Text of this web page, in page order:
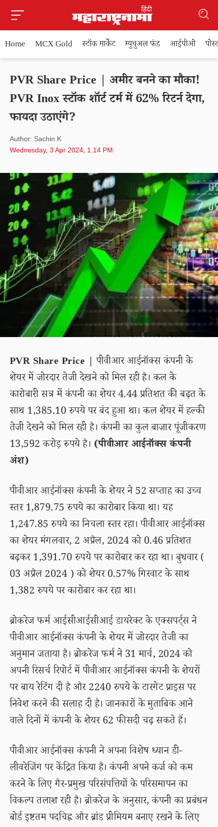
Home MCX Gold स्टॉक मार्केट म्युचुअल फंड आईपीओ
PVR Share Price | अमीर बनने का मौका!
PVR Inox स्टॉक शॉर्ट टर्म में 62% रिटर्न देगा,
फायदा उठाएंगे?
Author: Sachin K
Wednesday, 3 Apr 2024, 1.14 PM
PVR Share Price | पीवीआर आईनॉक्स कंपनी के
शेयर में जोरदार तेजी देखने को मिल रही है। कल के
कारोबारी सत्र में कंपनी का शेयर 4.44 प्रतिशत की बढ़त के
साथ 1,385.10 रुपये पर बंद हुआ था। कल शेयर में हल्की
तेजी देखने को मिल रही है। कंपनी का कुल बाजार पूंजीकरण
13,592 करोड़ रुपये है। (पीवीआर आईनॉक्स कंपनी
अंश)
पीवीआर आईनॉक्स कंपनी के शेयर ने 52 सप्ताह का उच्च
स्तर 1,879.75 रुपये का कारोबार किया था। यह
1,247.85 रुपये का निचला स्तर रहा। पीवीआर आईनॉक्स
का शेयर मंगलवार, 2 अप्रैल, 2024 को 0.46 प्रतिशत
बढ़कर 1,391.70 रुपये पर कारोबार कर रहा था। बुधवार (
03 अप्रैल 2024 ) को शेयर 0.57% गिरवाट के साथ
1,382 रुपये पर कारोबार कर रहा था।
ब्रोकरेज फर्म आईसीआईसीआई डायरेक्ट के एक्सपर्ट्स ने
पीवीआर आईनॉक्स कंपनी के शेयर में जोरदार तेजी का
अनुमान जताया है। ब्रोकरेज फर्म ने 31 मार्च, 2024 को
अपनी रिसर्च रिपोर्ट में पीवीआर आईनॉक्स कंपनी के शेयरों
पर बाय रेटिंग दी है और 2240 रुपये के टारगेट प्राइस पर
निवेश करने की सलाह दी है। जानकारों के मुताबिक आने
वाले दिनों में कंपनी के शेयर 62 फीसदी चढ़ सकते हैं।
पीवीआर आईनॉक्स कंपनी ने अपना विशेष ध्यान डी-
लीवरेजिंग पर केंद्रित किया है। कंपनी अपने कर्ज को कम
करने के लिए गैर-प्रमुख परिसंपत्तियों के परिसमापन का
विकल्प तलाश रही है। ब्रोकरेज के अनुसार, कंपनी का प्रबंधन
बोर्ड इष्टतम पदचिह्न और ब्रांड प्रीमियम बनाए रखने के लिए